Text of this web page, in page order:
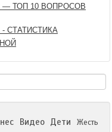
ТОП 10 ВОПРОСОВ
СТАТИСТИКА
Видео Дети
Жесть